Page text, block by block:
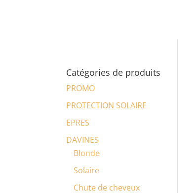
Catégories de produits
PROMO
PROTECTION SOLAIRE
EPRES
DAVINES
Blonde
Solaire
Chute de cheveux